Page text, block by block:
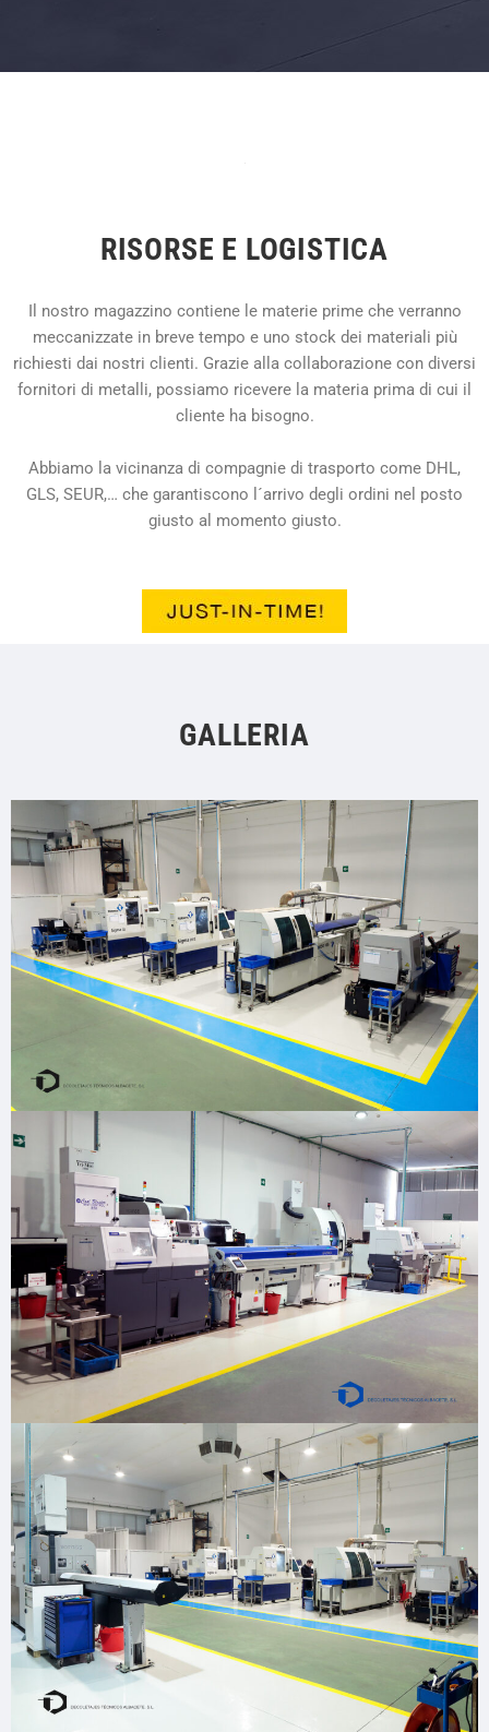
RISORSE E LOGISTICA
Il nostro magazzino contiene le materie prime che verranno
meccanizzate in breve tempo e uno stock dei materiali più
richiesti dai nostri clienti. Grazie alla collaborazione con diversi
fornitori di metalli, possiamo ricevere la materia prima di cui il
cliente ha bisogno.
Abbiamo la vicinanza di compagnie di trasporto come DHL,
GLS, SEUR,… che garantiscono l´arrivo degli ordini nel posto
giusto al momento giusto.
GALLERIA